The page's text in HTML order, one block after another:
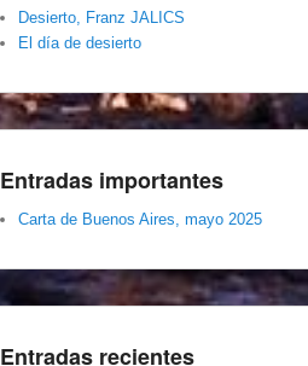
Desierto, Franz JALICS
El día de desierto
Entradas importantes
Carta de Buenos Aires, mayo 2025
Entradas recientes